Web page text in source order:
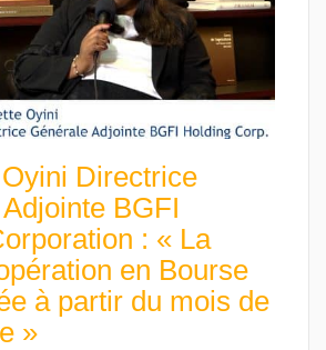
Directrice
BGFI
: « La
en Bourse
à partir du mois de
»